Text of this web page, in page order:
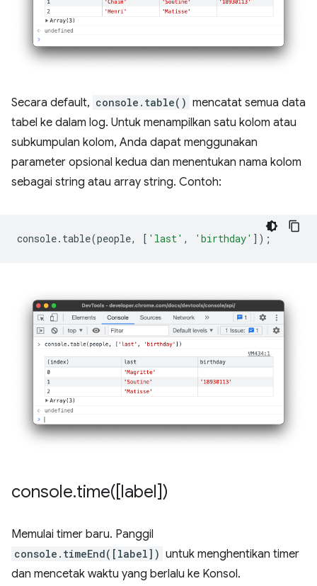
Secara default, console.table() mencatat semua data
tabel ke dalam log. Untuk menampilkan satu kolom atau
subkumpulan kolom, Anda dapat menggunakan
parameter opsional kedua dan menentukan nama kolom
sebagai string atau array string. Contoh:
console. table(people, [ 'last' , 'birthday' ]);
console.time([label])
Memulai timer baru. Panggil
console.timeEnd([label]) untuk menghentikan timer
dan mencetak waktu yang berlalu ke Konsol.